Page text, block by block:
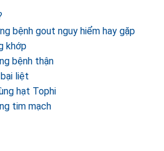
bệnh gout nguy hiểm hay gặp
khớp
bệnh thận
liệt
hạt Tophi
tim mạch